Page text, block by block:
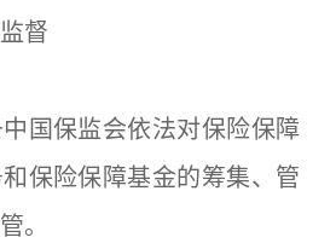
督
保监会依法对保险保障
保险保障基金的筹集、管
。